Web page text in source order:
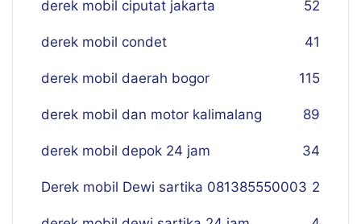
derek mobil ciputat jakarta 52
derek mobil condet 41
derek mobil daerah bogor 115
derek mobil dan motor kalimalang 89
derek mobil depok 24 jam 34
Derek mobil Dewi sartika 081385550003 2